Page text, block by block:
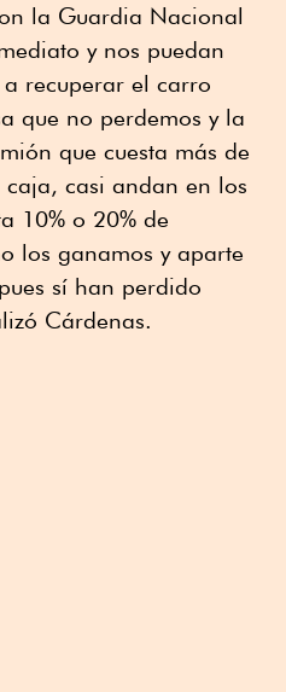
la Guardia Nacional
y nos puedan
recuperar el carro
que no perdemos y la
que cuesta más de
casi andan en los
10% o 20% de
los ganamos y aparte
sí han perdido
Cárdenas.